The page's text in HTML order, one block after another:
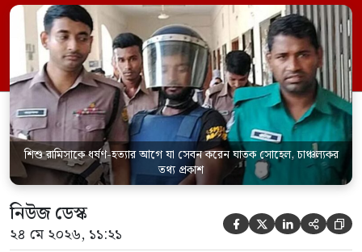
সেবন করেছিলেন বলে জবানবন্দিতে
জানিয়েছেন আসামি। রোববার (২৪ মে) সকালে
মামলার তদন্ত কর্মকর্তা পল্লবী থানার উপ-
পরিদর্শক অহিদুজ্জামান এ তথ্য নিছিত করেন।
তিনি বলেন, […]
শিশু রামিসাকে ধর্ষণ-হত্যার আগে যা সেবন করেন ঘাতক সোহেল, চাঞ্চল্যকর
তথ্য প্রকাশ
নিউজ ডেস্ক
২৪ মে ২০২৬, ১১:২১     